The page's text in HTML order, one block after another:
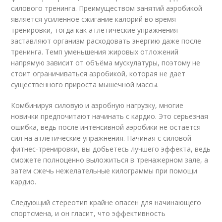
силового тренинга. Преимуществом занятий аэробикой
является усиленное сжигание калорий во время
тренировки, тогда как атлетические упражнения
заставляют организм расходовать энергию даже после
тренинга. Темп уменьшения жировых отложений
напрямую зависит от объёма мускулатуры, поэтому не
стоит ограничиваться аэробикой, которая не дает
существенного прироста мышечной массы.
Комбинируя силовую и аэробную нагрузку, многие
новички предпочитают начинать с кардио. Это серьезная
ошибка, ведь после интенсивной аэробики не остается
сил на атлетические упражнения. Начиная с силовой
фитнес-тренировки, вы добьетесь лучшего эффекта, ведь
сможете полноценно выложиться в тренажерном зале, а
затем сжечь нежелательные килограммы при помощи
кардио.
Следующий стереотип крайне опасен для начинающего
спортсмена, и он гласит, что эффективность